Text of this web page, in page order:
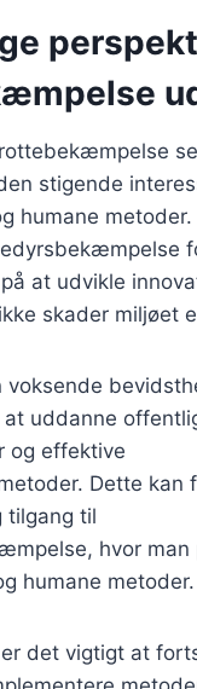
stigende
humane metoder.
at udvikle
skader miljøet
voksende
uddanne
og effektive
Dette kan
tilgang til
hvor man
humane metoder.
er det vigtigt at